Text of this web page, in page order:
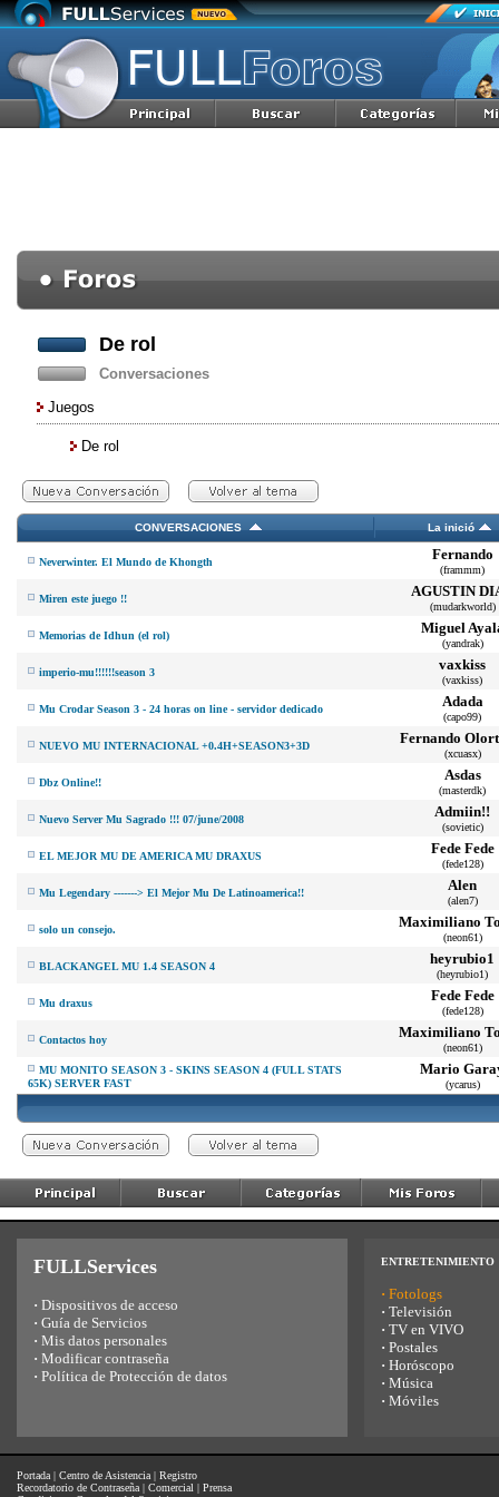
De rol
Conversaciones
Juegos
De rol
CONVERSACIONES La inició
Neverwinter. El Mundo de Khongth Fernando
(frammm)
Miren este juego !! AGUSTIN
(mudarkworld)
Memorias de Idhun (el rol) Miguel
(yandrak)
imperio-mu!!!!!!season 3 vaxkiss
(vaxkiss)
Mu Crodar Season 3 - 24 horas on line - servidor dedicado Adada
(capo99)
NUEVO MU INTERNACIONAL +0.4H+SEASON3+3D Fernando
(xcuasx)
Dbz Online!! Asdas
(masterdk)
Nuevo Server Mu Sagrado !!! 07/june/2008 Admiin!!
(sovietic)
EL MEJOR MU DE AMERICA MU DRAXUS Fede Fede
(fede128)
Mu Legendary -------> El Mejor Mu De Latinoamerica!! Alen
(alen7)
solo un consejo. Maximiliano
(neon61)
BLACKANGEL MU 1.4 SEASON 4 heyrubio1
(heyrubio1)
Mu draxus Fede Fede
(fede128)
Contactos hoy Maximiliano
(neon61)
MU MONITO SEASON 3 - SKINS SEASON 4 (FULL STATS
65K) SERVER FAST
Mario
(ycarus)
FULLServices
· Dispositivos de acceso
· Guía de Servicios
· Mis datos personales
· Modificar contraseña
· Política de Protección de datos
ENTRETENIMIENTO
· Fotologs
· Televisión
· TV en VIVO
· Postales
· Horóscopo
· Música
· Móviles
Portada | Centro de Asistencia | Registro
Recordatorio de Contraseña | Comercial | Prensa